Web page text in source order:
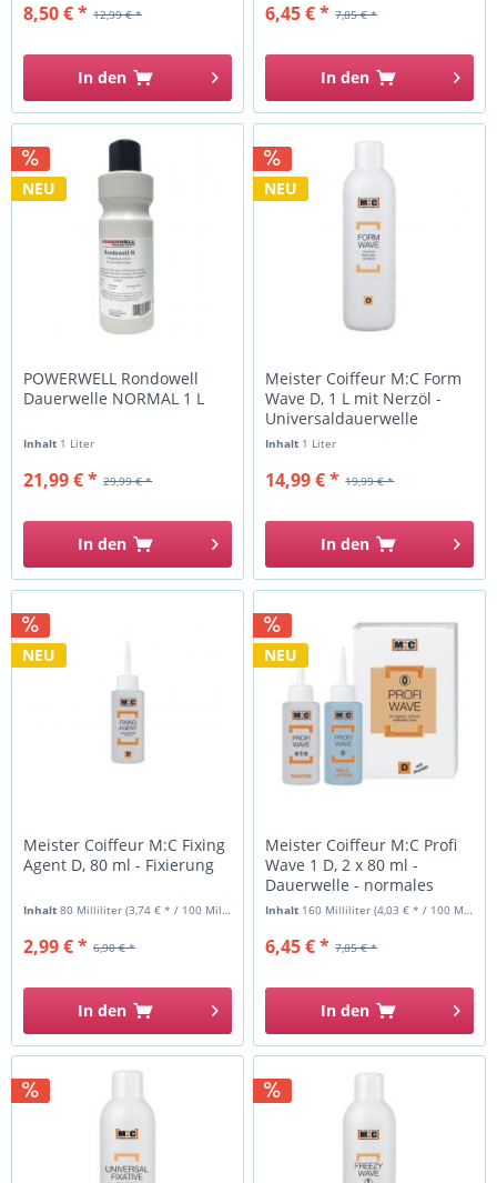
12,99 € *
8,50 € *
In den
7,85 € *
6,45 € *
In den
NEU
POWERWELL Rondowell
Dauerwelle NORMAL 1 L
Inhalt 1 Liter
29,99 € *
21,99 € *
In den
NEU
Meister Coiffeur M:C Form
Wave D, 1 L mit Nerzöl -
Universaldauerwelle
Inhalt 1 Liter
19,99 € *
14,99 € *
In den
NEU
Meister Coiffeur M:C Fixing
Agent D, 80 ml - Fixierung
Inhalt80 Milliliter(3,74 € * / 100 Milliliter)
6,90 € *
2,99 € *
In den
NEU
Meister Coiffeur M:C Profi
Wave 1 D, 2 x 80 ml -
Dauerwelle - normales
Haar
Inhalt 160 Milliliter(4,03 € * / 100 Milliliter)
7,85 € *
6,45 € *
In den